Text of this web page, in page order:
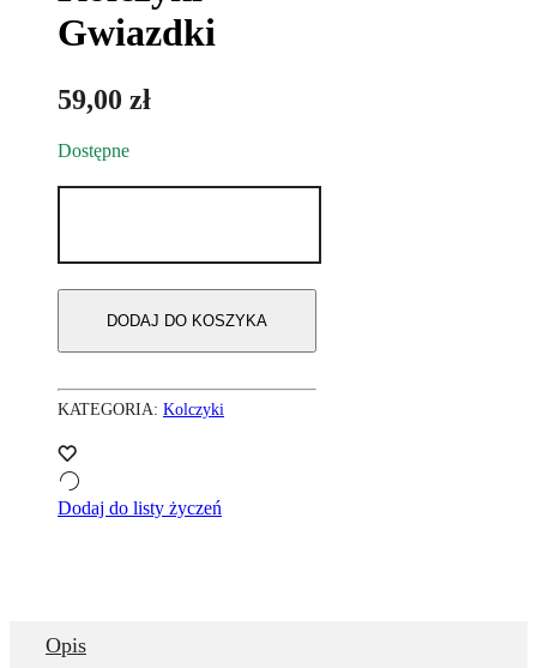
Gwiazdki
59,00 zł
Dostępne
DODAJ DO KOSZYKA
KATEGORIA: Kolczyki
Dodaj do listy życzeń
Opis